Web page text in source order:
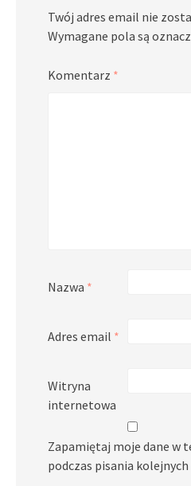
Twój adres email nie
Wymagane pola są
Komentarz *
Nazwa *
Adres email *
Witryna
internetowa
Zapamiętaj moje dane w
podczas pisania